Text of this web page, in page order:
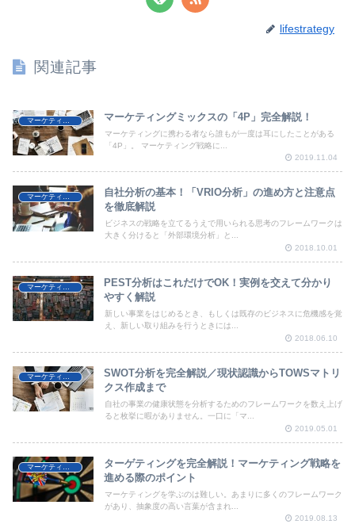
lifestrategy
関連記事
マーケティングミックスの「4P」完全解説！
マーケティングに携わる者なら誰もが一度は耳にしたことがある
「4P」。 マーケティング戦略に...
2019.11.04
自社分析の基本！「VRIO分析」の進め方と注意点
を徹底解説
ビジネスの戦略を立てるうえで用いられる思考のフレームワークは
大きく分けると「外部環境分析」と...
2018.10.01
PEST分析はこれだけでOK！実例を交えて分かり
やすく解説
新しい事業をはじめるとき、もしくは既存のビジネスに危機感を覚
え、新しい取り組みを行うときには...
2018.06.10
マーケティング
SWOT分析を完全解説／現状認識からTOWSマトリ
クス作成まで
自社の事業の健康状態を分析するためのフレームワークを数え上げ
ると枚挙に暇がありません。一口に「マ...
2019.05.01
マーケティング
ターゲティングを完全解説！マーケティング戦略を
進める際のポイント
マーケティングを学ぶのは難しい。あまりに多くのフレームワーク
があり、抽象度の高い言葉が含まれ...
2019.08.13